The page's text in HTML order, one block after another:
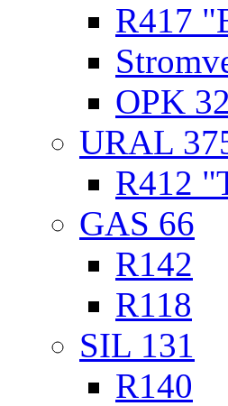
R417
OPK 32
URAL
R412
GAS 66
R142
R118
SIL 131
R140